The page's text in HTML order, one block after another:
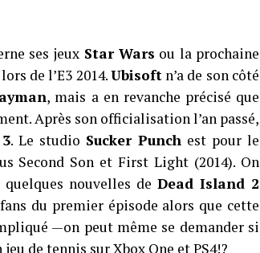
ses jeux Star Wars ou la prochaine
de l’E3 2014.Ubisoftn’a de son côté
, mais a en revanche précisé que
Après son officialisation l’an passé,
. Le studio Sucker Punch est pour le
Second Son et First Light (2014). On
quelques nouvelles deDead Island 2
du premier épisode alors que cette
—on peut même se demander si
de tennis sur Xbox One et PS4!?